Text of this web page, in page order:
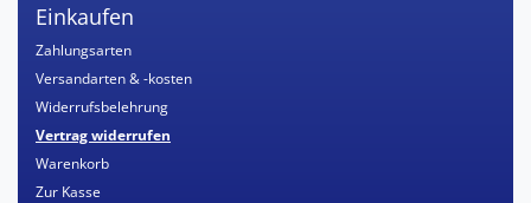
Einkaufen
Zahlungsarten
Versandarten & -kosten
Widerrufsbelehrung
Vertrag widerrufen
Warenkorb
Zur Kasse